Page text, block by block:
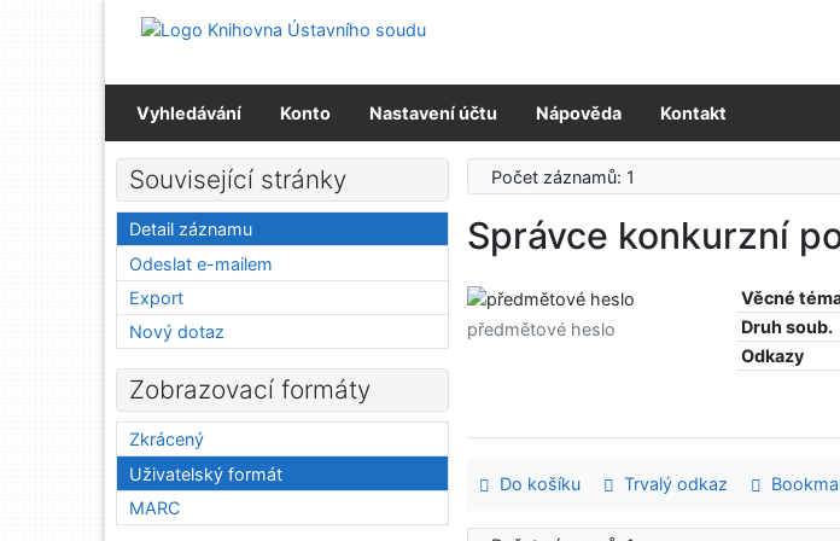
Přejít na menu
Vyhledávání Konto Nastavení účtu Nápověda Kontakt
Počet záznamů: 1
Správce konkurzní
Věcné
Druh soub.
Odkazy
předmětové heslo
Do košíku Trvalý odkaz
Související stránky
Detail záznamu
Odeslat e-mailem
Export
Nový dotaz
Zobrazovací formáty
Zkrácený
Uživatelský formát
MARC